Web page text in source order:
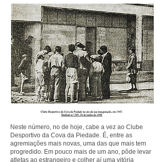
Neste número, no de hoje, cabe a vez ao Clube
Desportivo da Cova da Piedade. É, entre as
agremiações mais novas, uma das que mais tem
progredido. Em pouco mais de um ano, pôde levar
atletas ao estrangeiro e colher aí uma vitória